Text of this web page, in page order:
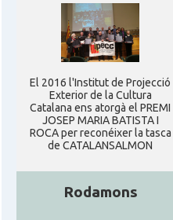
El 2016 l'Institut de Projecció
Exterior de la Cultura
Catalana ens atorgà el PREMI
JOSEP MARIA BATISTA I
ROCA per reconéixer la tasca
de CATALANSALMON
Rodamons